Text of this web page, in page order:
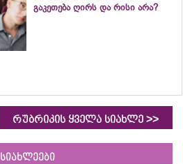
გაკეთება ღირს და რისი არა?
რუბრიკის ყველა სიახლე >>
სიახლეები